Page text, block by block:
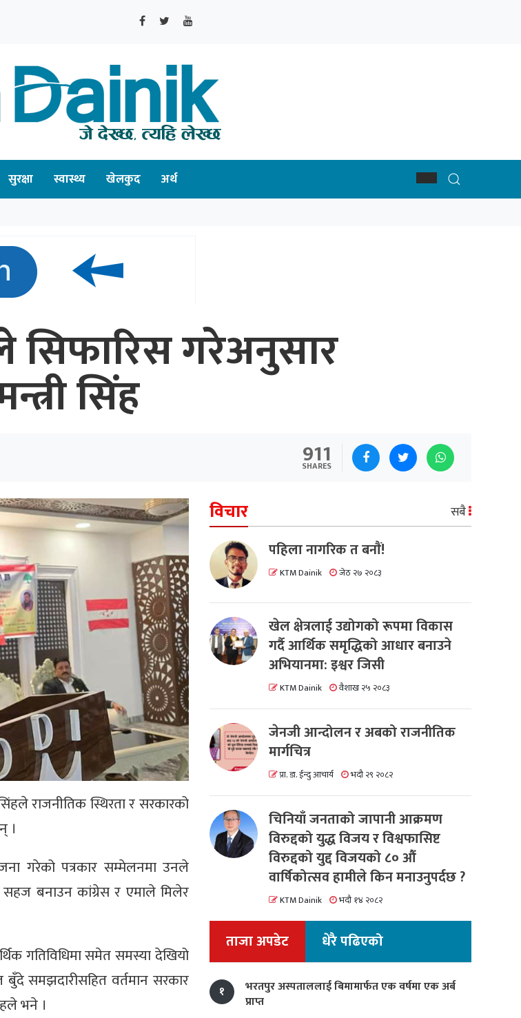
सुरक्षा स्वास्थ्य खेलकुद अर्थ
सिफारिस गरेअनुसार
सिंह
911
SHARES
राजनीतिक स्थिरता र सरकारको
।
गरेको पत्रकार सम्मेलनमा उनले
सहज बनाउन कांग्रेस र एमाले मिलेर
गतिविधिमा समेत समस्या देखियो
समझदारीसहित वर्तमान सरकार
भने ।
विचार सबै
पहिला नागरिक त बनाैं!
KTM Dainik जेठ २७ २०८३
खेल क्षेत्रलाई उद्योगको रूपमा विकास
गर्दै आर्थिक समृद्धिको आधार बनाउने
अभियानमा: इश्वर जिसी
KTM Dainik वैशाख २५ २०८३
जेनजी आन्दोलन र अबको राजनीतिक
मार्गचित्र
प्रा. डा. ईन्दु आचार्य भदौ २९ २०८२
चिनियाँ जनताको जापानी आक्रमण
विरुद्दको युद्ध विजय र विश्वफासिष्ट
विरुद्दको युद्द विजयको ८० औं
वार्षिकोत्सव हामीले किन मनाउनुपर्दछ ?
KTM Dainik भदौ १४ २०८२
ताजा अपडेट धेरै पढिएको
१
भरतपुर अस्पताललाई बिमामार्फत एक वर्षमा एक अर्ब
प्राप्त